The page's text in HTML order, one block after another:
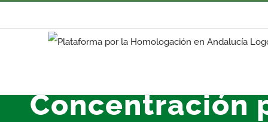
al
Concentración